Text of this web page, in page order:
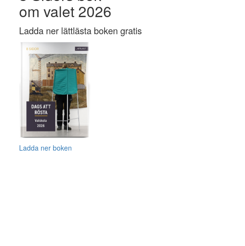
om valet 2026
Ladda ner lättlästa boken gratis
Ladda ner boken